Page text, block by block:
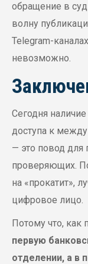
обращение в
волну
Telegram-
невозможно.
Сегодня наличие
доступа к
— это повод для
проверяющих.
на «прокатит»,
цифровое лицо.
Потому что, как
первую
отделении, а в